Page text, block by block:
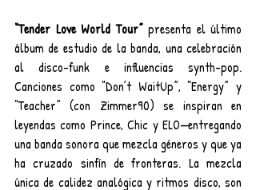
“Tender Love World Tour” presenta el último
álbum de estudio de la banda, una celebración
al disco-funk e influencias synth-pop.
Canciones como “Don’t WaitUp”, “Energy” y
“Teacher” (con Zimmer90) se inspiran en
leyendas como Prince, Chic y ELO—entregando
una banda sonora que mezcla géneros y que ya
ha cruzado sinfín de fronteras. La mezcla
única de calidez analógica y ritmos disco, son